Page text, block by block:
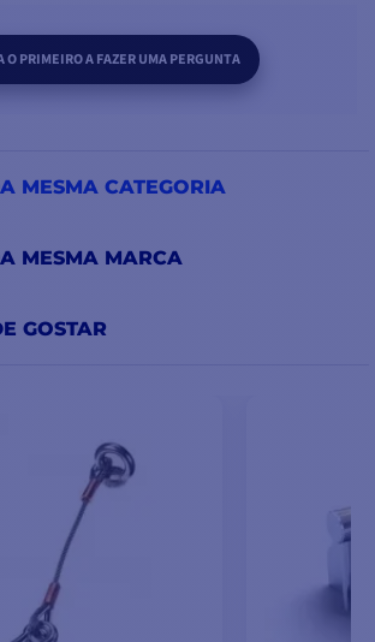
O PRIMEIRO A FAZER UMA PERGUNTA
MESMA CATEGORIA
MESMA MARCA
GOSTAR